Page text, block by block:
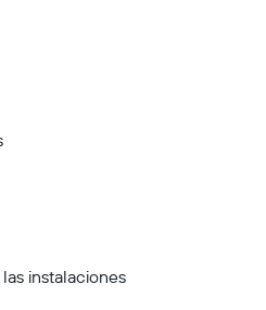
instalaciones